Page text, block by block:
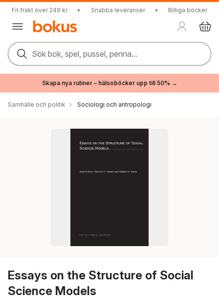
Fri frakt över 249 kr • Snabba leveranser • Billiga böcker
Sök bok, spel, pussel, penna...
Skapa nya rutiner – hälsoböcker upp till 50% →
Samhälle och politik Sociologi och antropologi
Essays on the Structure of Social
Science Models